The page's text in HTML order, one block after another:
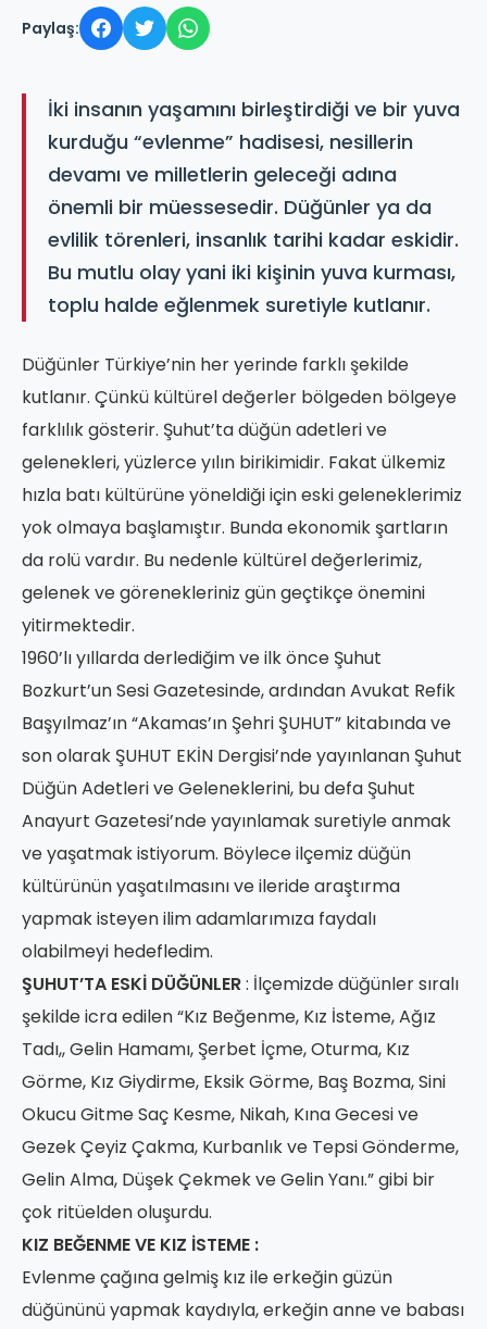
Paylaş:
İki insanın yaşamını birleştirdiği ve bir yuva
kurduğu “evlenme” hadisesi, nesillerin
devamı ve milletlerin geleceği adına
önemli bir müessesedir. Düğünler ya da
evlilik törenleri, insanlık tarihi kadar eskidir.
Bu mutlu olay yani iki kişinin yuva kurması,
toplu halde eğlenmek suretiyle kutlanır.
Düğünler Türkiye’nin her yerinde farklı şekilde
kutlanır. Çünkü kültürel değerler bölgeden bölgeye
farklılık gösterir. Şuhut’ta düğün adetleri ve
gelenekleri, yüzlerce yılın birikimidir. Fakat ülkemiz
hızla batı kültürüne yöneldiği için eski geleneklerimiz
yok olmaya başlamıştır. Bunda ekonomik şartların
da rolü vardır. Bu nedenle kültürel değerlerimiz,
gelenek ve görenekleriniz gün geçtikçe önemini
yitirmektedir.
1960’lı yıllarda derlediğim ve ilk önce Şuhut
Bozkurt’un Sesi Gazetesinde, ardından Avukat Refik
Başyılmaz’ın “Akamas’ın Şehri ŞUHUT” kitabında ve
son olarak ŞUHUT EKİN Dergisi’nde yayınlanan Şuhut
Düğün Adetleri ve Geleneklerini, bu defa Şuhut
Anayurt Gazetesi’nde yayınlamak suretiyle anmak
ve yaşatmak istiyorum. Böylece ilçemiz düğün
kültürünün yaşatılmasını ve ileride araştırma
yapmak isteyen ilim adamlarımıza faydalı
olabilmeyi hedefledim.
ŞUHUT’TA ESKİ DÜĞÜNLER: İlçemizde düğünler sıralı
şekilde icra edilen “Kız Beğenme, Kız İsteme, Ağız
Tadı,, Gelin Hamamı, Şerbet İçme, Oturma, Kız
Görme, Kız Giydirme, Eksik Görme, Baş Bozma, Sini
Okucu Gitme Saç Kesme, Nikah, Kına Gecesi ve
Gezek Çeyiz Çakma, Kurbanlık ve Tepsi Gönderme,
Gelin Alma, Düşek Çekmek ve Gelin Yanı.” gibi bir
çok ritüelden oluşurdu.
KIZ BEĞENME VE KIZ İSTEME :
Evlenme çağına gelmiş kız ile erkeğin güzün
düğününü yapmak kaydıyla, erkeğin anne ve babası